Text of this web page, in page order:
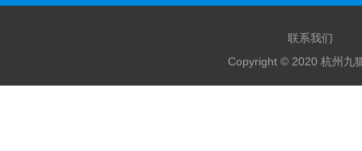
联系我们
Copyright © 2020 杭州九